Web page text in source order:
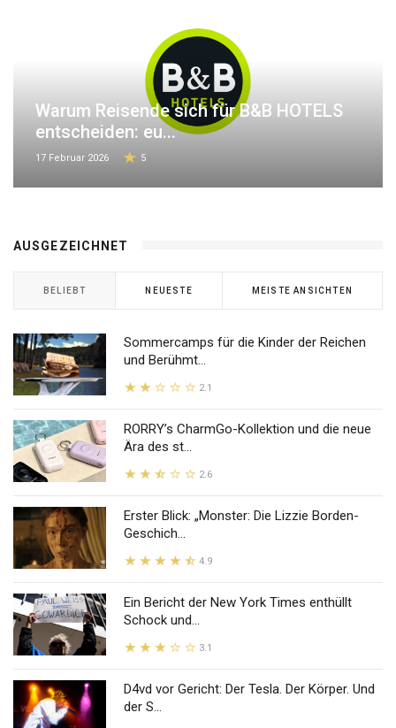
Warum Reisende sich für B&B HOTELS
entscheiden: eu...
17 Februar 2026 5
AUSGEZEICHNET
BELIEBT NEUESTE MEISTE ANSICHTEN
Sommercamps für die Kinder der Reichen
und Berühmt...
2.1
RORRY’s CharmGo-Kollektion und die neue
Ära des st...
2.6
Erster Blick: „Monster: Die Lizzie Borden-
Geschich...
4.9
Ein Bericht der New York Times enthüllt
Schock und...
3.1
D4vd vor Gericht: Der Tesla. Der Körper. Und
der S...